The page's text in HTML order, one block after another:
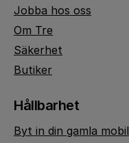
Jobba hos oss
Om Tre
Säkerhet
Butiker
Hållbarhet
Byt in din gamla mobil